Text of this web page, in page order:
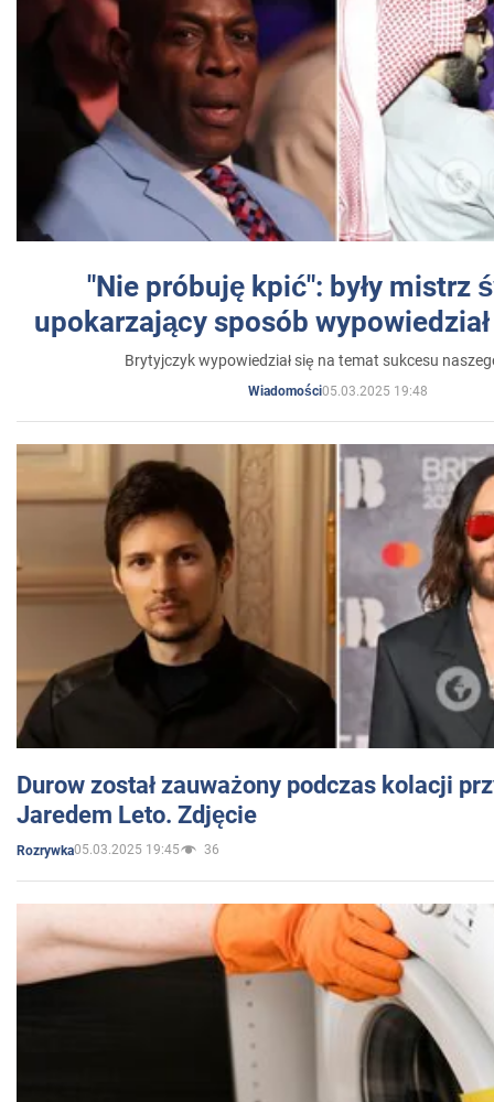
"Nie próbuję kpić": były mistrz
upokarzający sposób
Brytyjczyk wypowiedział się na temat sukcesu
Wiadomości05.03.2025 19:48
Durow został zauważony podczas kolacji
Jaredem Leto. Zdjęcie
Rozrywka05.03.2025 19:45 36